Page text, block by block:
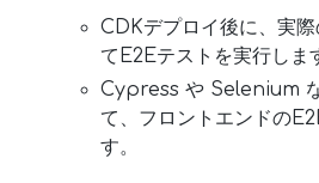
CDKデプロイ後に、実
てE2Eテストを実行しま
Cypress や Selenium
て、フロントエンドの
す。